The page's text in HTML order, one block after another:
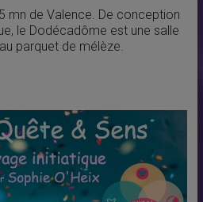
mn de Valence. De conception
le Dodécadôme est une salle
parquet de mélèze.